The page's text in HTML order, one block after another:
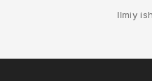
Ilmiy ish